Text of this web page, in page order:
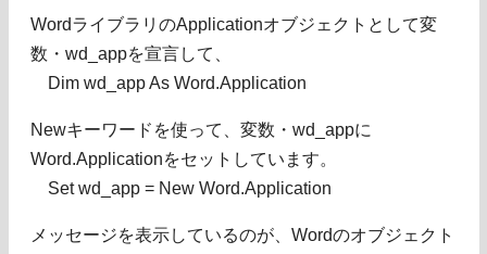
WordライブラリのApplicationオブジェクトとして変
数・wd_appを宣言して、
Dim wd_app As Word.Application
Newキーワードを使って、変数・wd_appに
Word.Applicationをセットしています。
Set wd_app = New Word.Application
メッセージを表示しているのが、Wordのオブジェクト